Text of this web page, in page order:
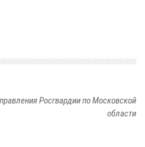
Росгвардии по Московской
области